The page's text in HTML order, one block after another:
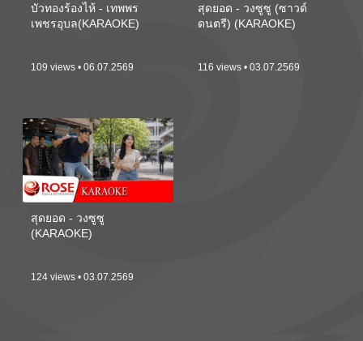
บัวทองร้องไห้ - เทพพร
เพชรอุบล(KARAOKE)
109 views • 06.07.2569
สุดยอด - วงซูซู (ซาวด์
ดนตรี) (KARAOKE)
116 views • 03.07.2569
สุดยอด - วงซูซู
(KARAOKE)
124 views • 03.07.2569